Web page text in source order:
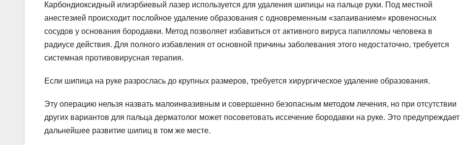
Карбондиоксидный илиэрбиевый лазер используется для удаления шипицы на пальце руки. Под местной
анестезией происходит послойное удаление образования с одновременным «запаиванием» кровеносных
сосудов у основания бородавки. Метод позволяет избавиться от активного вируса папилломы человека в
радиусе действия. Для полного избавления от основной причины заболевания этого недостаточно, требуется
системная противовирусная терапия.
Если шипица на руке разрослась до крупных размеров, требуется хирургическое удаление образования.
Эту операцию нельзя назвать малоинвазивным и совершенно безопасным методом лечения, но при отсутствии
других вариантов для пальца дерматолог может посоветовать иссечение бородавки на руке. Это предупреждает
дальнейшее развитие шипиц в том же месте.